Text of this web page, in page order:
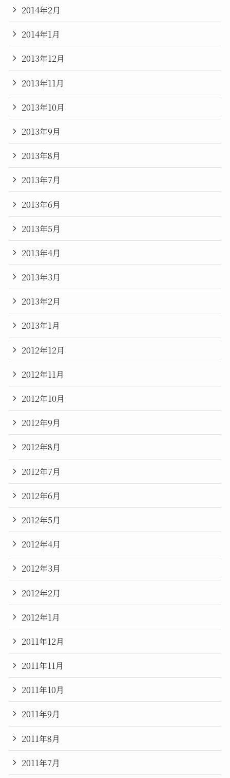
2014年2月
2014年1月
2013年12月
2013年11月
2013年10月
2013年9月
2013年8月
2013年7月
2013年6月
2013年5月
2013年4月
2013年3月
2013年2月
2013年1月
2012年12月
2012年11月
2012年10月
2012年9月
2012年8月
2012年7月
2012年6月
2012年5月
2012年4月
2012年3月
2012年2月
2012年1月
2011年12月
2011年11月
2011年10月
2011年9月
2011年8月
2011年7月